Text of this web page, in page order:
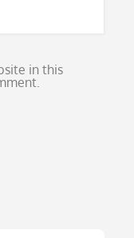
in this